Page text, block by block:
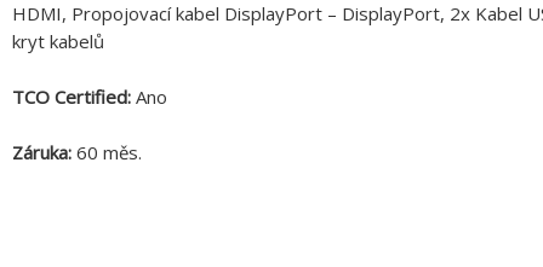
HDMI, Propojovací kabel DisplayPort – DisplayPort, 2x Kabel
kryt kabelů
TCO Certified: Ano
Záruka: 60 měs.